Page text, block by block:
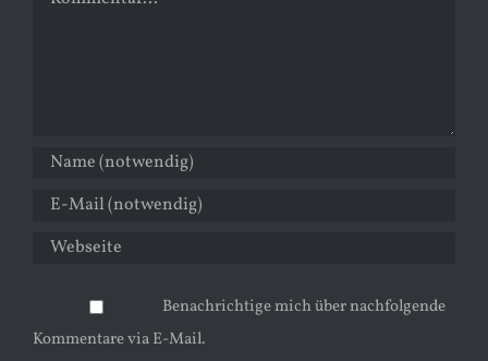
Benachrichtige mich über nachfolgende
Kommentare via E-Mail.